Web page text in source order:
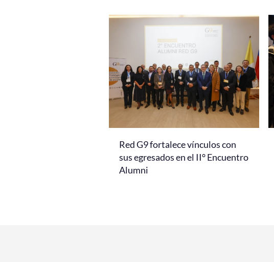
Red G9 fortalece vínculos con
sus egresados en el II° Encuentro
Alumni